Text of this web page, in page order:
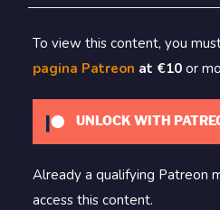
To view this content, you
pagina Patreon at €10 or
UNLOCK WITH
Already a qualifying Patreon
access this content.